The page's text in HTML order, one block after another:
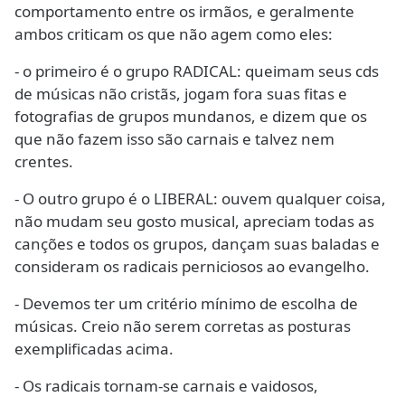
comportamento entre os irmãos, e geralmente
ambos criticam os que não agem como eles:
- o primeiro é o grupo RADICAL: queimam seus cds
de músicas não cristãs, jogam fora suas fitas e
fotografias de grupos mundanos, e dizem que os
que não fazem isso são carnais e talvez nem
crentes.
- O outro grupo é o LIBERAL: ouvem qualquer coisa,
não mudam seu gosto musical, apreciam todas as
canções e todos os grupos, dançam suas baladas e
consideram os radicais perniciosos ao evangelho.
- Devemos ter um critério mínimo de escolha de
músicas. Creio não serem corretas as posturas
exemplificadas acima.
- Os radicais tornam-se carnais e vaidosos,